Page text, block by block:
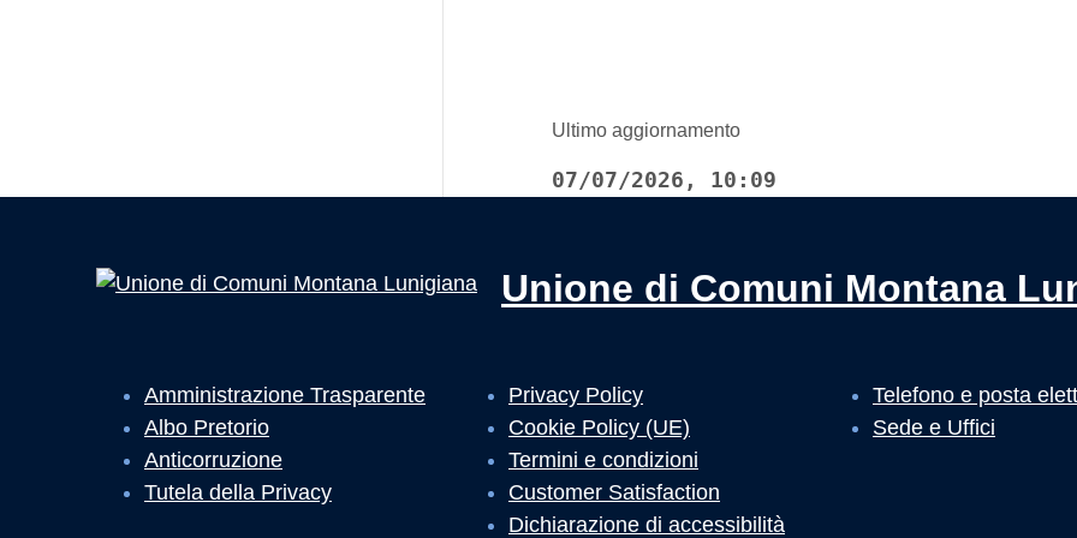
Ultimo aggiornamento
07/07/2026, 10:09
Unione di Comuni Montana
Amministrazione Trasparente
Albo Pretorio
Anticorruzione
Tutela della Privacy
Privacy Policy
Cookie Policy (UE)
Termini e condizioni
Customer Satisfaction
Dichiarazione di accessibilità
Telefono e posta
Sede e Uffici